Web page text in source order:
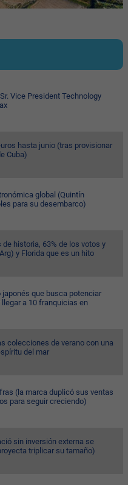
Vice President Technology
hasta junio (tras provisionar
Cuba)
global (Quintín
para su desembarco)
historia, 63% de los votos y
y Florida que es un hito
que busca potenciar
a 10 franquicias en
colecciones de verano con una
del mar
(la marca duplicó sus ventas
para seguir creciendo)
sin inversión externa se
triplicar su tamaño)